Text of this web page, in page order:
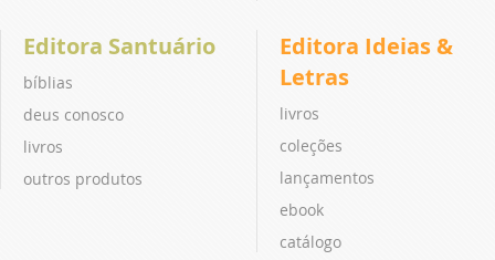
Editora Santuário
bíblias
deus conosco
livros
outros produtos
Editora Ideias &
Letras
livros
coleções
lançamentos
ebook
catálogo